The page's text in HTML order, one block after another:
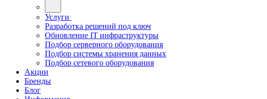
Услуги
Разработка решений под ключ
Обновление IT инфраструктуры
Подбор серверного оборудования
Подбор системы хранения данных
Подбор сетевого оборудования
Акции
Бренды
Блог